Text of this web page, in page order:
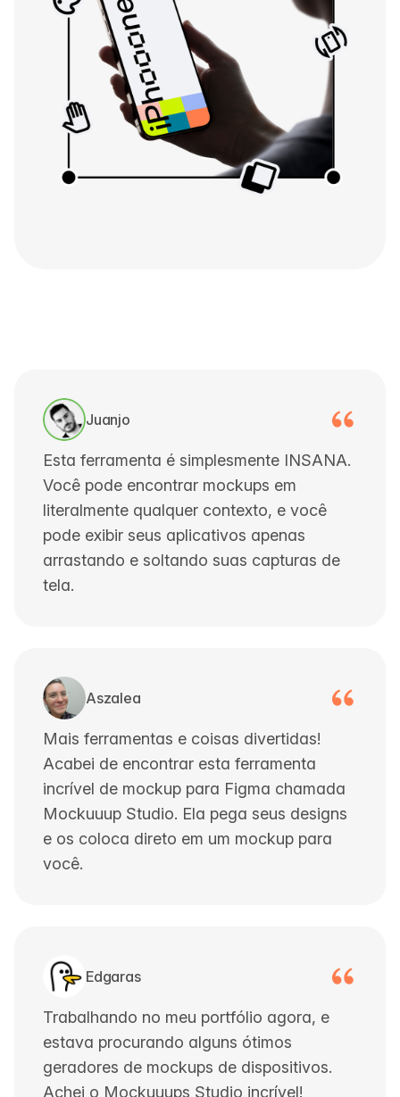
Juanjo
Esta ferramenta é simplesmente INSANA.
Você pode encontrar mockups em
literalmente qualquer contexto, e você
pode exibir seus aplicativos apenas
arrastando e soltando suas capturas de
tela.
Aszalea
Mais ferramentas e coisas divertidas!
Acabei de encontrar esta ferramenta
incrível de mockup para Figma chamada
Mockuuup Studio. Ela pega seus designs
e os coloca direto em um mockup para
você.
Edgaras
Trabalhando no meu portfólio agora, e
estava procurando alguns ótimos
geradores de mockups de dispositivos.
Achei o Mockuuups Studio incrível!